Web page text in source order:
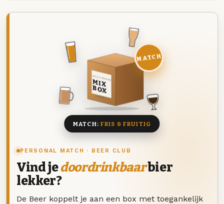
PERSONAL MATCH · BEER CLUB
Vind jedoordrinkbaarbier
lekker?
De Beer koppelt je aan een box met toegankelijk
DEZE MAAND
MIX
BOX
8 BIEREN
MATCH
MATCH: FRIS & FRUITIG